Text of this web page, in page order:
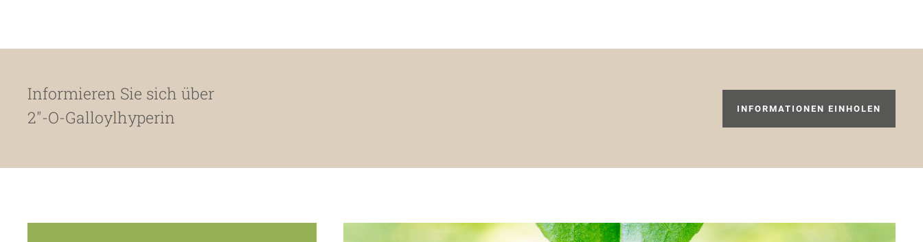
Informieren Sie sich über
2″-O-Galloylhyperin
INFORMATIONEN EINHOLEN